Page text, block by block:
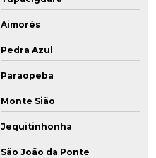
Aimorés
Pedra Azul
Paraopeba
Monte Sião
Jequitinhonha
São João da Ponte